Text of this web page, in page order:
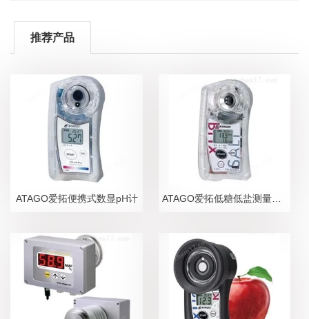
推荐产品
ATAGO爱拓便携式数显pH计 ATAGO爱拓低糖低盐测量糖盐度计